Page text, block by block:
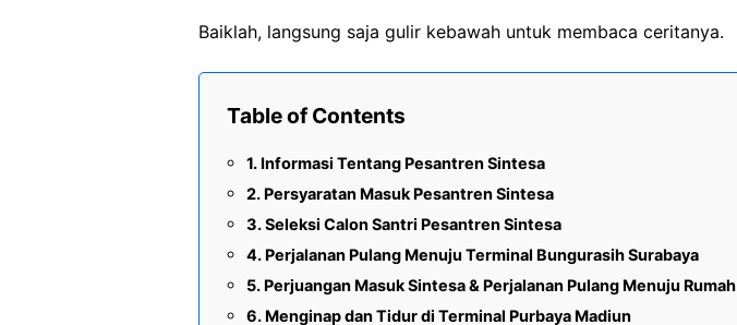
Baiklah, langsung saja gulir kebawah untuk membaca ceritanya.
Table of Contents
Informasi Tentang Pesantren Sintesa
Persyaratan Masuk Pesantren Sintesa
Seleksi Calon Santri Pesantren Sintesa
Perjalanan Pulang Menuju Terminal Bungurasih Surabaya
Perjuangan Masuk Sintesa & Perjalanan Pulang Menuju Rumah
Menginap dan Tidur di Terminal Purbaya Madiun